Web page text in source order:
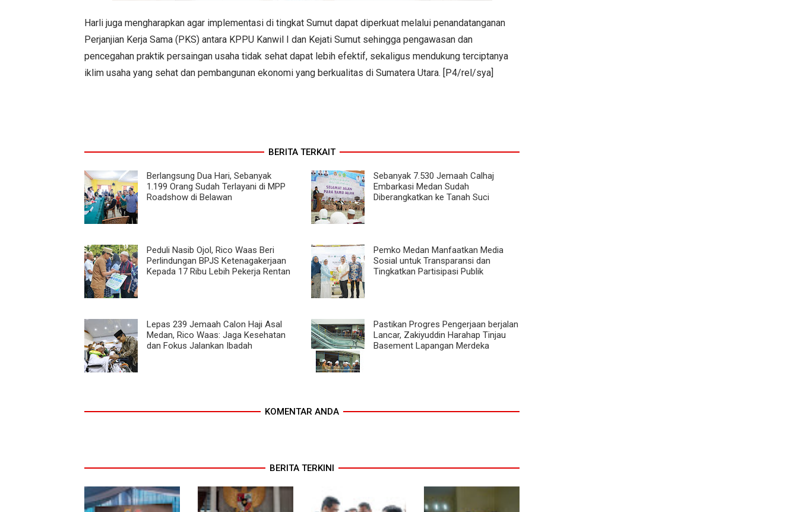
Harli juga mengharapkan agar implementasi di tingkat Sumut dapat diperkuat melalui penandatanganan
Perjanjian Kerja Sama (PKS) antara KPPU Kanwil I dan Kejati Sumut sehingga pengawasan dan
pencegahan praktik persaingan usaha tidak sehat dapat lebih efektif, sekaligus mendukung terciptanya
iklim usaha yang sehat dan pembangunan ekonomi yang berkualitas di Sumatera Utara. [P4/rel/sya]
BERITA TERKAIT
Berlangsung Dua Hari, Sebanyak
1.199 Orang Sudah Terlayani di MPP
Roadshow di Belawan
Sebanyak 7.530 Jemaah Calhaj
Embarkasi Medan Sudah
Diberangkatkan ke Tanah Suci
Peduli Nasib Ojol, Rico Waas Beri
Perlindungan BPJS Ketenagakerjaan
Kepada 17 Ribu Lebih Pekerja Rentan
Pemko Medan Manfaatkan Media
Sosial untuk Transparansi dan
Tingkatkan Partisipasi Publik
Lepas 239 Jemaah Calon Haji Asal
Medan, Rico Waas: Jaga Kesehatan
dan Fokus Jalankan Ibadah
Pastikan Progres Pengerjaan berjalan
Lancar, Zakiyuddin Harahap Tinjau
Basement Lapangan Merdeka
KOMENTAR ANDA
BERITA TERKINI